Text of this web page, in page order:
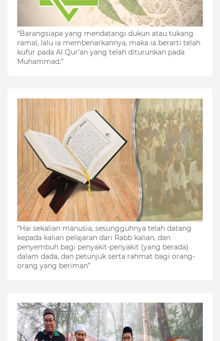
“Barangsiapa yang mendatangi dukun atau tukang
ramal, lalu ia membenarkannya, maka ia berarti telah
kufur pada Al Qur’an yang telah diturunkan pada
Muhammad.”
“Hai sekalian manusia, sesungguhnya telah datang
kepada kalian pelajaran dari Rabb kalian, dan
penyembuh bagi penyakit-penyakit (yang berada)
dalam dada, dan petunjuk serta rahmat bagi orang-
orang yang beriman”